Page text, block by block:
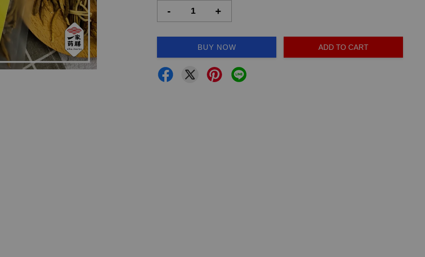
- +
BUY NOW ADD TO CART